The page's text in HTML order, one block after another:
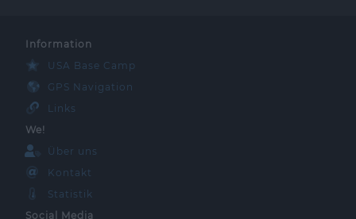
Information
USA Base Camp
GPS Navigation
Links
We!
Über uns
Kontakt
Statistik
Social Media